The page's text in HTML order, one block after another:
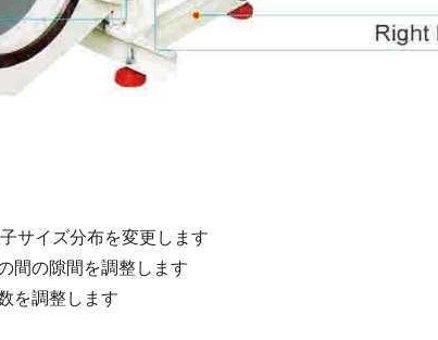
サイズ分布を変更します
間の隙間を調整します
を調整します